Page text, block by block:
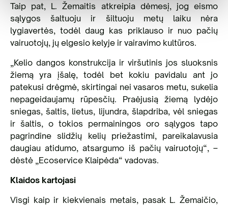
Taip pat, L. Žemaitis atkreipia dėmesį, jog eismo
sąlygos šaltuoju ir šiltuoju metų laiku nėra
lygiavertės, todėl daug kas priklauso ir nuo pačių
vairuotojų, jų elgesio kelyje ir vairavimo kultūros.
„Kelio dangos konstrukcija ir viršutinis jos sluoksnis
žiemą yra įšalę, todėl bet kokiu pavidalu ant jo
patekusi drėgmė, skirtingai nei vasaros metu, sukelia
nepageidaujamų rūpesčių. Praėjusią žiemą lydėjo
sniegas, šaltis, lietus, lijundra, šlapdriba, vėl sniegas
ir šaltis, o tokios permainingos oro sąlygos tapo
pagrindine slidžių kelių priežastimi, pareikalavusia
daugiau atidumo, atsargumo iš pačių vairuotojų“, –
dėstė „Ecoservice Klaipėda“ vadovas.
Klaidos kartojasi
Visgi kaip ir kiekvienais metais, pasak L. Žemaičio,